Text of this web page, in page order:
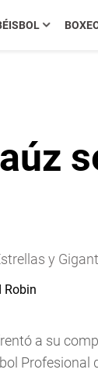
y
a su
Profesional